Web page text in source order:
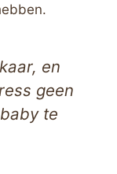
en
geen
te